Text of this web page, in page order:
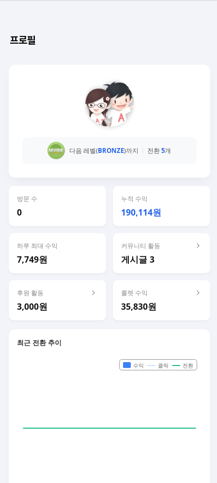
프로필
다음 레벨(BRONZE)까지 전환5개
방문 수
0
누적 수익
190,114원
하루 최대 수익
7,749원
커뮤니티 활동
게시글 3
후원 활동
3,000원
룰렛 수익
35,830원
최근 전환 추이